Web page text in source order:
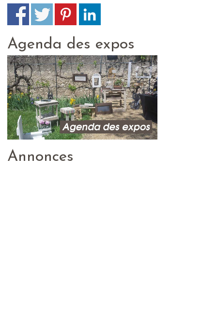
Agenda des expos
Annonces